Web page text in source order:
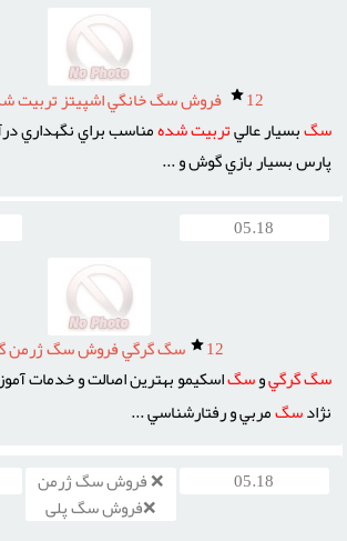
12
فروش سگ خانگي اشپيتز تربيت
سگبسيار عاليتربيتشدهمناسب براي نگهداري
پارس بسيار بازي گوش و ...
05.18
12
سگ گرگي فروش سگ ژرمن
سگگرگيوسگاسکيمو بهترين اصالت و خدمات
نژادسگمربي و رفتارشناسي ...
05.18
❌ فروش سگ ژرمن
❌فروش سگ پلی